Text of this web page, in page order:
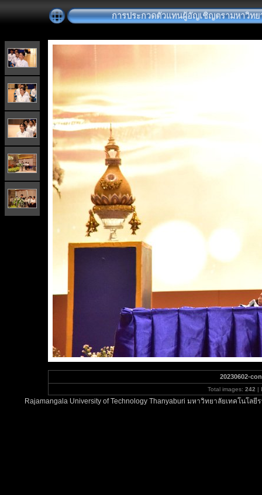
การประกวดตัวแทนผู้อัญเชิญตรามหาวิท
20230602-
Total images: 242 |
Rajamangala University of Technology Thanyaburi มหาวิทยาลัยเทคโน